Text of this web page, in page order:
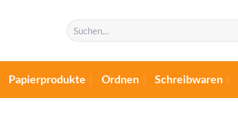
Suchen
nach:
Papierprodukte Ordnen Schreibwaren